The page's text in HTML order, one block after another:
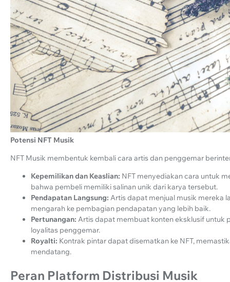
Potensi NFT Musik
NFT Musik membentuk kembali cara artis dan penggemar
Kepemilikan dan Keaslian: NFT menyediakan cara untuk
bahwa pembeli memiliki salinan unik dari karya tersebut.
Pendapatan Langsung: Artis dapat menjual musik mereka
mengarah ke pembagian pendapatan yang lebih baik.
Pertunangan: Artis dapat membuat konten eksklusif untuk
loyalitas penggemar.
Royalti: Kontrak pintar dapat disematkan ke NFT,
mendatang.
Peran Platform Distribusi Musik